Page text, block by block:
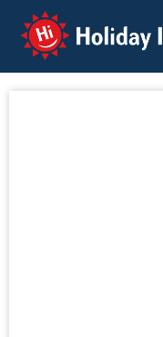
Holiday Info